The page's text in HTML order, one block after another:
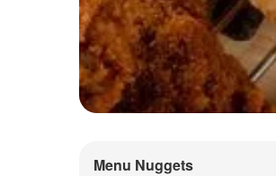
Menu Nuggets